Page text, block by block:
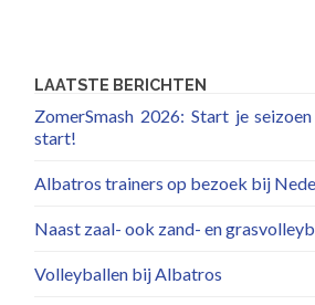
LAATSTE BERICHTEN
ZomerSmash 2026: Start je
start!
Albatros trainers op bezoek bij
Naast zaal- ook zand- en
Volleyballen bij Albatros